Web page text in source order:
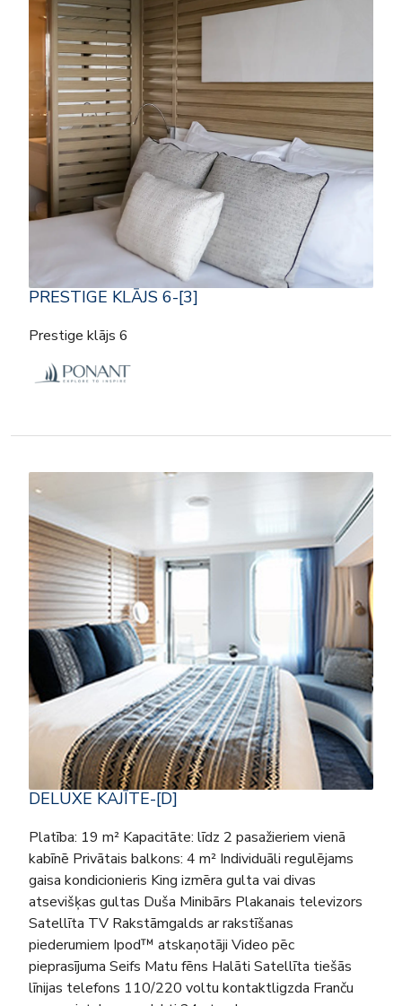
PRESTIGE KLĀJS 6-[3]
Prestige klājs 6
DELUXE KAJĪTE-[D]
Platība: 19 m² Kapacitāte: līdz 2 pasažieriem vienā
kabīnē Privātais balkons: 4 m² Individuāli regulējams
gaisa kondicionieris King izmēra gulta vai divas
atsevišķas gultas Duša Minibārs Plakanais televizors
Satellīta TV Rakstāmgalds ar rakstīšanas
piederumiem Ipod™ atskaņotāji Video pēc
pieprasījuma Seifs Matu fēns Halāti Satellīta tiešās
līnijas telefons 110/220 voltu kontaktligzda Franču